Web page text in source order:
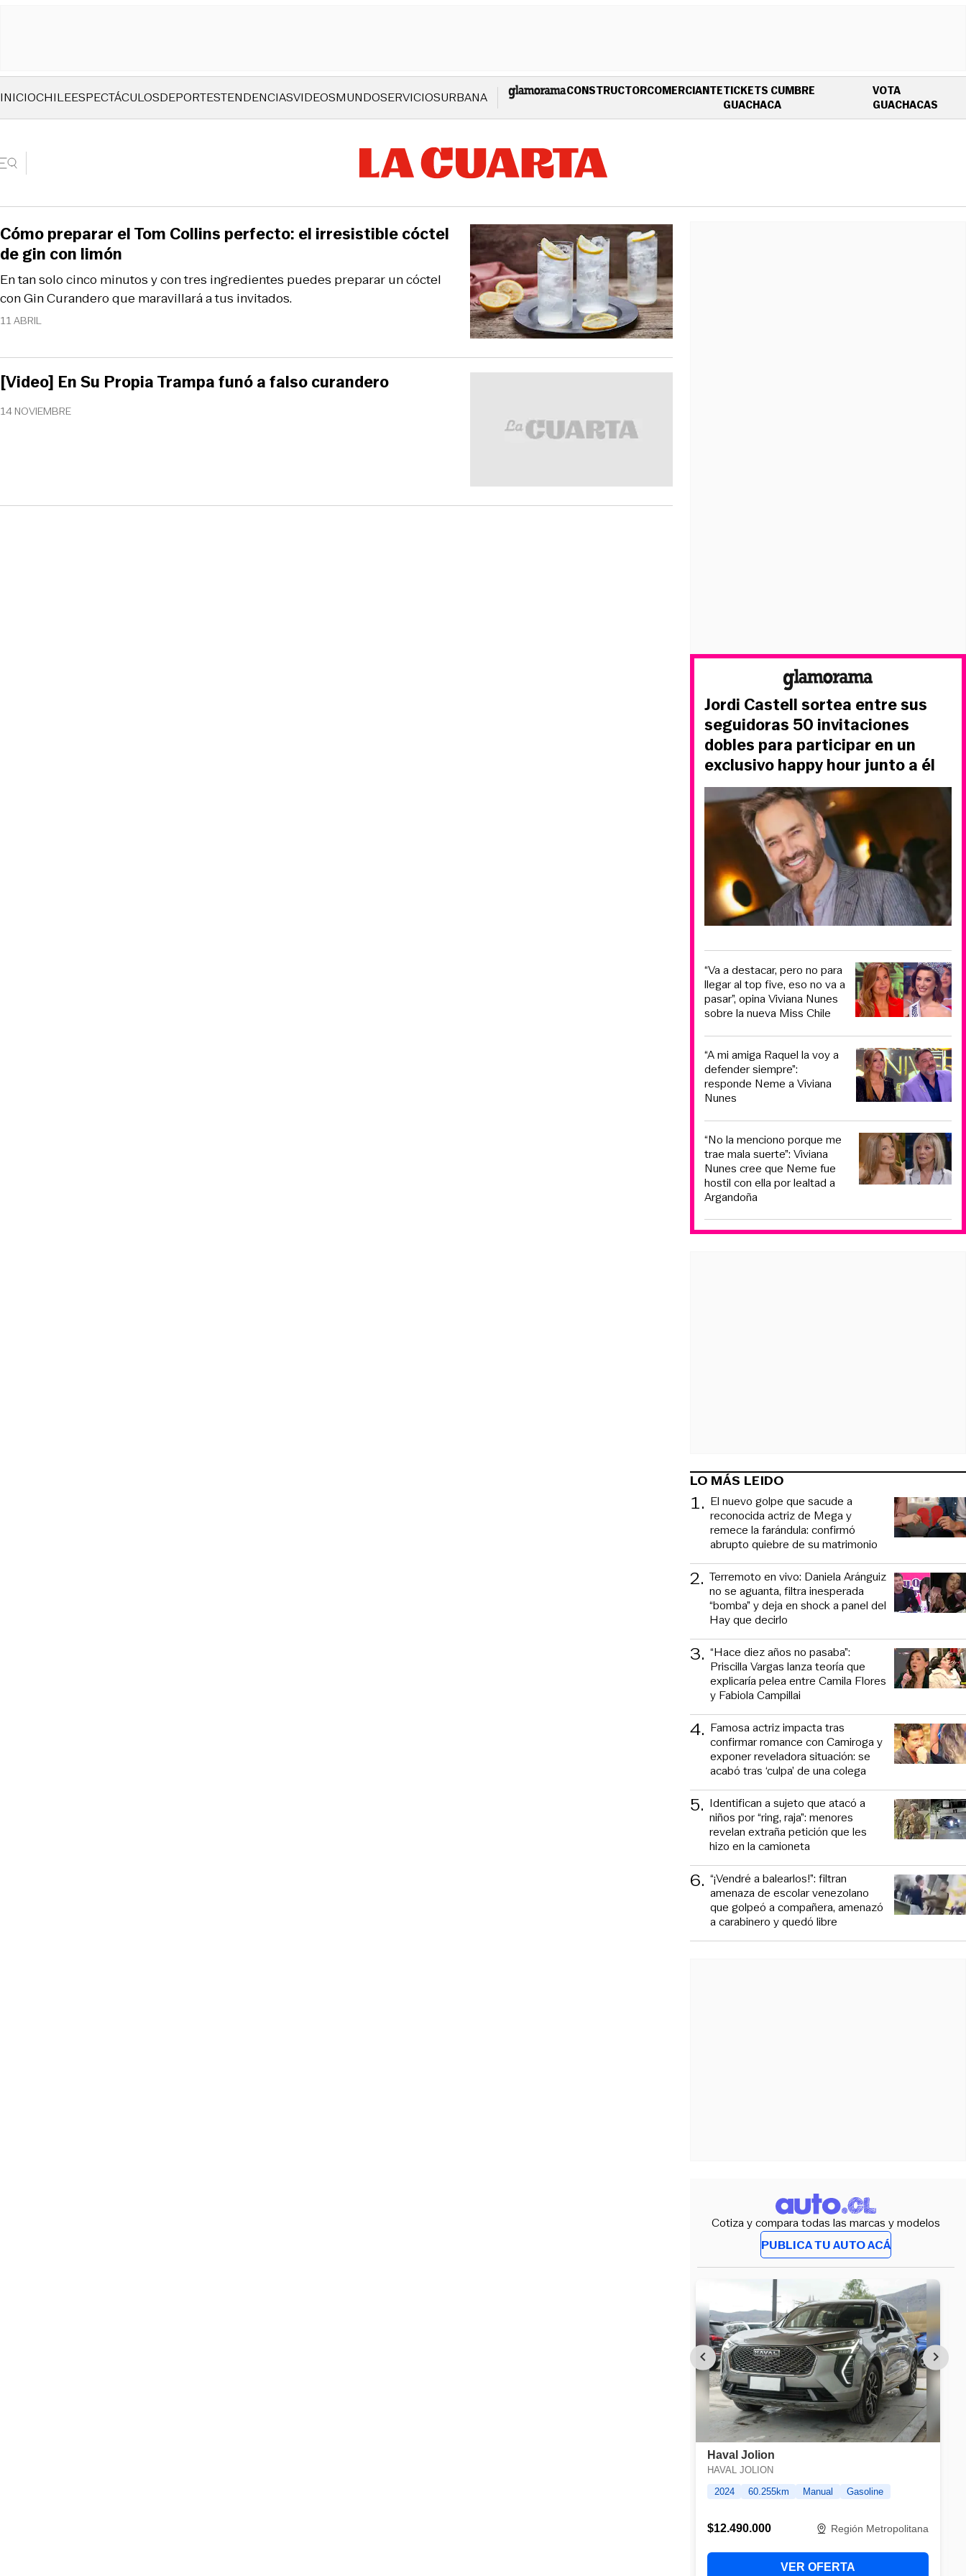
INICIOCHILEESPECTÁCULOSDEPORTESTENDENCIASVIDEOSMUNDOSERVICIOSURBANA CONSTRUCTORCOMERCIANTETICKETS CUMBRE
GUACHACAOPENS IN NEW WINDOW
VOTA
GUACHACAS
11 ABRIL
En tan solo cinco minutos y con tres ingredientes puedes preparar un cóctel
con Gin Curandero que maravillará a tus invitados.
Cómo preparar el Tom Collins perfecto: el irresistible cóctel
de gin con limón
14 NOVIEMBRE
[Video] En Su Propia Trampa funó a falso curandero
Jordi Castell sortea entre sus
seguidoras 50 invitaciones
dobles para participar en un
exclusivo happy hour junto a él
“Va a destacar, pero no para
llegar al top five, eso no va a
pasar”, opina Viviana Nunes
sobre la nueva Miss Chile
“A mi amiga Raquel la voy a
defender siempre”:
responde Neme a Viviana
Nunes
“No la menciono porque me
trae mala suerte”: Viviana
Nunes cree que Neme fue
hostil con ella por lealtad a
Argandoña
LO MÁS LEIDO
1. El nuevo golpe que sacude a
reconocida actriz de Mega y
remece la farándula: confirmó
abrupto quiebre de su matrimonio
2. Terremoto en vivo: Daniela Aránguiz
no se aguanta, filtra inesperada
“bomba” y deja en shock a panel del
Hay que decirlo
3. “Hace diez años no pasaba”:
Priscilla Vargas lanza teoría que
explicaría pelea entre Camila Flores
y Fabiola Campillai
4. Famosa actriz impacta tras
confirmar romance con Camiroga y
exponer reveladora situación: se
acabó tras ‘culpa’ de una colega
5. Identifican a sujeto que atacó a
niños por “ring, raja”: menores
revelan extraña petición que les
hizo en la camioneta
6. “¡Vendré a balearlos!”: filtran
amenaza de escolar venezolano
que golpeó a compañera, amenazó
a carabinero y quedó libre
Cotiza y compara todas las marcas y modelos
PUBLICA TU AUTO ACÁ